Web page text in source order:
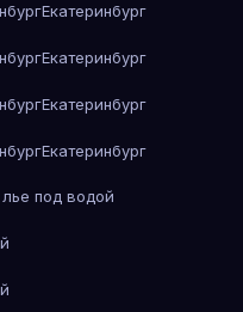
Екатеринбург
Екатеринбург
Екатеринбург
Екатеринбург
под водой